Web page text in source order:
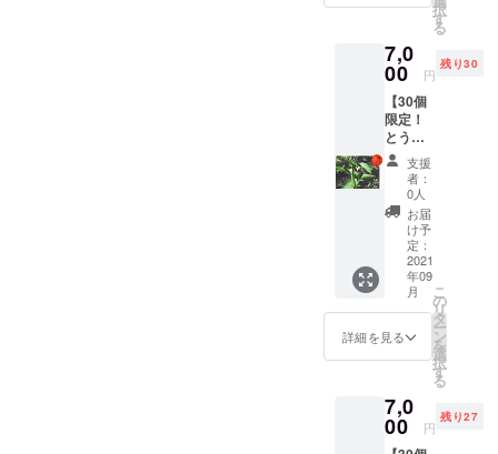
凍保
存：1つ
ラップ
にくる
む。 乾
燥保
存：で
きるだ
け重な
らない
ように
並べて
置く。
風通し
の良い
日陰の
場所
然乾
燥。完
安は表
面にシ
ワがた
くさん
し、野
菜室に
入れ
る。水
分は傷
みの原
因にな
るた
め、拭
きと
る。 冷
凍保
存：1つ
ずつ
む。 乾
燥保
け重な
らない
ように
けな
ど。生
食も可
中国大
牛角
椒：肉
詰めや
炒めも
のな
ど。生
食も可
ハラ
ペー
ニョ：
【生食
ピクル
スやサ
など ビ
キー
ニョ：
発送量/
時期
育状況
によっ
て変動
しま
す。予
めご了
承くだ
さい。
調理方
法） プ
サジュ
エラ：
生食、
カレー
食も
可。 プ
リック
のとう
がらし
をチョ
イス
中国大
牛角
椒、プ
サジュ
エラ、
八房と
うがら
し、プ
リック
チン
ダーな
どを想
定。 ・
合計1kg
発送量/
時期
択
す
る
7,0
00 円
残り30
【30個
限定！
とうが
らし南
米1kg
セット
（辛さ
レベ
ル：
🌶）】
・十色
の畑で
採れた
とうが
らしの
系のと
うがら
しを
支援
者：
0人
お届
け予
定：
2021
年09
月
詳細を見る
こ
の
リ
タ
ー
ン
を
選
択
す
る
7,0
00 円
残り27